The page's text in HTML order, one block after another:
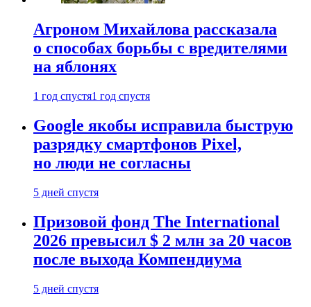
Агроном Михайлова рассказала
о способах борьбы с вредителями
на яблонях
1 год спустя1 год спустя
Google якобы исправила быструю
разрядку смартфонов Pixel,
но люди не согласны
5 дней спустя
Призовой фонд The International
2026 превысил $ 2 млн за 20 часов
после выхода Компендиума
5 дней спустя